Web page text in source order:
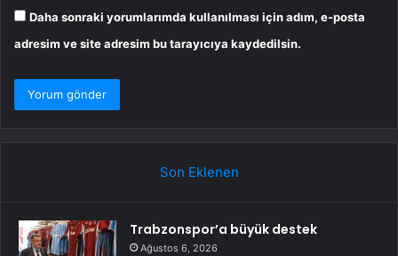
Daha sonraki yorumlarımda kullanılması için adım, e-posta
adresim ve site adresim bu tarayıcıya kaydedilsin.
Son Eklenen
Trabzonspor’a büyük destek
Ağustos 6, 2026